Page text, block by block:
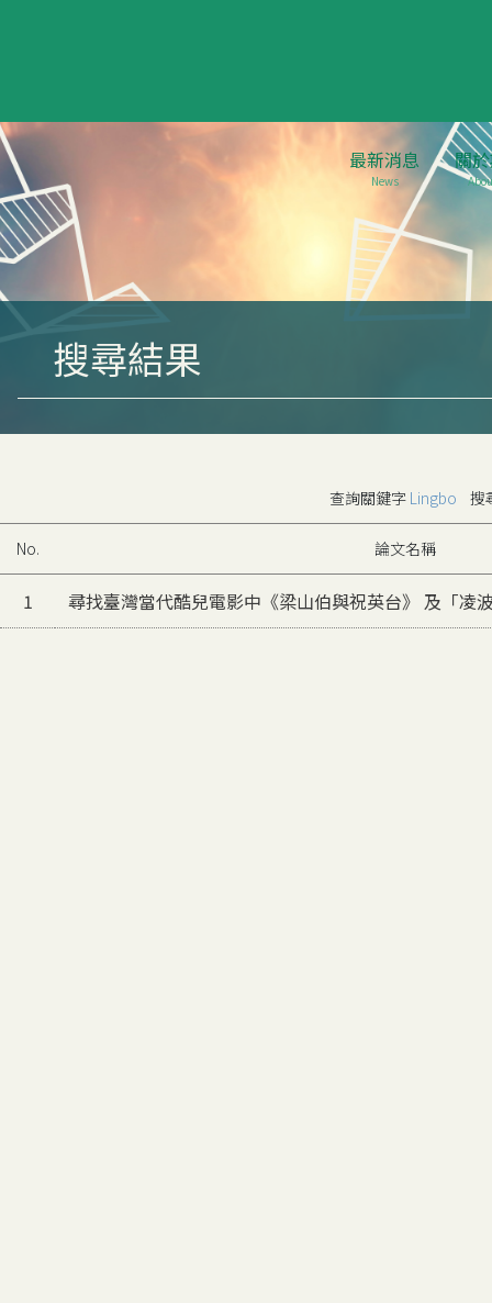
最新消息
News
關
搜尋結果
查詢關鍵字 Lingbo 搜
No. 論文名稱
1 尋找臺灣當代酷兒電影中《梁山伯與祝英台》 及「凌